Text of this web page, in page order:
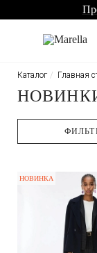
Главная
Каталог
НОВИНКА